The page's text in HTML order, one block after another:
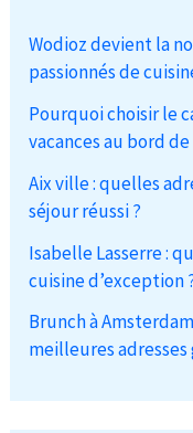
Wodioz devient la
passionnés de
Pourquoi choisir le
vacances au bord
Aix ville : quelles
séjour réussi ?
Isabelle Lasserre :
cuisine d’exception
Brunch à
meilleures adresses